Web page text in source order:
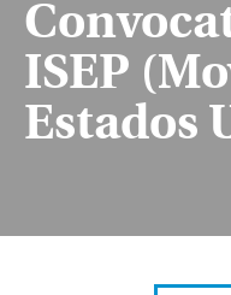
ISEP
Estados